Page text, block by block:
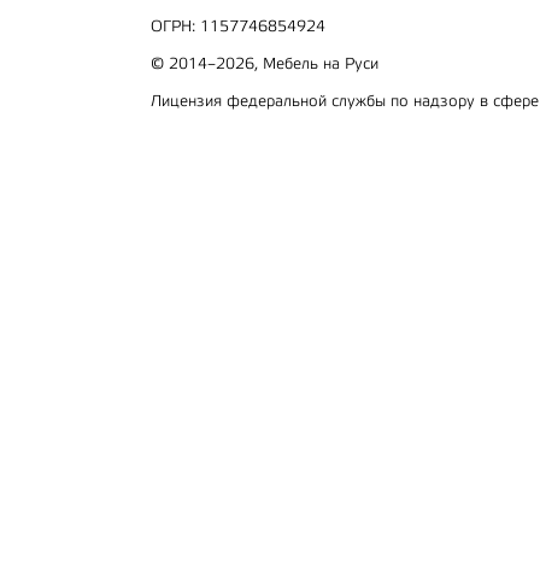
ОГРН: 1157746854924
© 2014–2026, Мебель на Руси
Лицензия федеральной службы по надзору в